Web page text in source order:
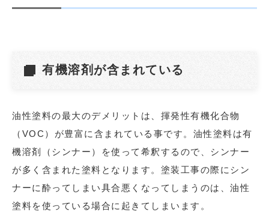
有機溶剤が含まれている
油性塗料の最大のデメリットは、揮発性有機化合物
（VOC）が豊富に含まれている事です。油性塗料は有
機溶剤（シンナー）を使って希釈するので、シンナー
が多く含まれた塗料となります。塗装工事の際にシン
ナーに酔ってしまい具合悪くなってしまうのは、油性
塗料を使っている場合に起きてしまいます。